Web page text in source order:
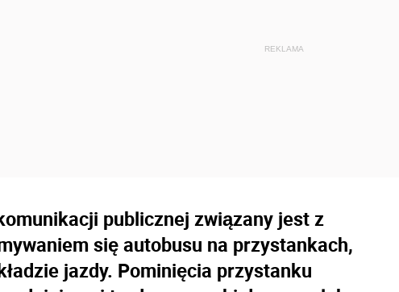
publicznej związany jest z
się autobusu na przystankach,
jazdy. Pominięcia przystanku